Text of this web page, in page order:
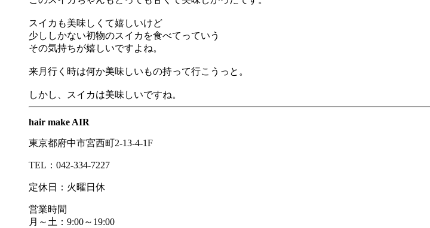
スイカも美味しくて嬉しいけど
少ししかない初物のスイカを食べてっていう
その気持ちが嬉しいですよね。
来月行く時は何か美味しいもの持って行こうっと。
しかし、スイカは美味しいですね。
hair make AIR
東京都府中市宮西町2-13-4-1F
TEL：042-334-7227
定休日：火曜日休
営業時間
月～土：9:00～19:00